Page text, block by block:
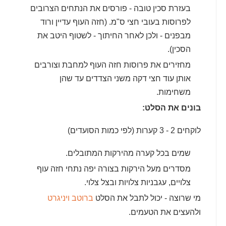
בעזרת סכין טובה - פורסים את הנתחים הצרובים
לפרוסות בעובי חצי ס"מ. (חזה העוף עדיין ורוד
מבפנים - ולכן לאחר החיתוך - לשטוף היטב את
הסכין).
מחזירים את פרוסות חזה העוף למחבת וצורבים
אותן עוד חצי דקה משני הצדדים עד שהן
משחימות.
בונים את הסלט:
לוקחים 2 - 3 קערות (לפי כמות הסועדים)
שמים בכל קערה מהירקות המתובלים.
מסדרים מעל הירקות בצורה יפה נתחי חזה עוף
צלויים, עגבניות צלויות ובצל צלוי.
מי שרוצה - יכול לתבל את הסלט ברוטב ויניגרט
ולהעצים את הטעמים.